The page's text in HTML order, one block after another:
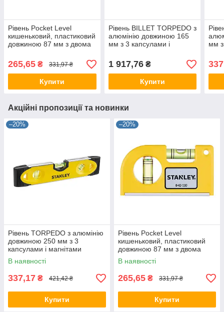
Рівень Pocket Level
кишеньковий, пластиковий
довжиною 87 мм з двома
STANLEY 0-42-130
265,65 ₴ 331,97 ₴
Купити
Рівень BILLET TORPEDO з
алюмінію довжиною 165
мм з 3 капсулами і
DWHT42525-0
1 917,76₴
Купити
мм з
511
Акційні пропозиції та новинки
–20%
Рівень TORPEDO з алюмінію
довжиною 250 мм з 3
капсулами і магнітами
STANLEY 0-43-511
В наявності
337,17 ₴ 421,42 ₴
Купити
–20%
Рівень Pocket Level
кишеньковий, пластиковий
довжиною 87 мм з двома
капсулами і магнітами
STANLEY 0-42-130
В наявності
265,65 ₴ 331,97 ₴
Купити